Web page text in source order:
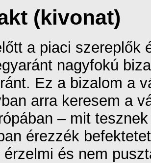
(kivonat)
a piaci szereplők
nagyfokú
Ez a bizalom a
arra keresem a
– mit
érezzék
és nem